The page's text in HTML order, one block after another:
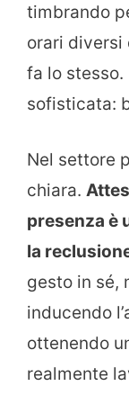
timbrando
orari diversi
fa lo stesso.
sofisticata:
Nel settore
chiara.
presenza è
la
gesto in sé,
inducendo
ottenendo
realmente